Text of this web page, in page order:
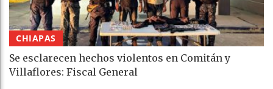
CHIAPAS
Se esclarecen hechos violentos en Comitán y
Villaflores: Fiscal General